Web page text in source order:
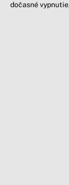
dočasné